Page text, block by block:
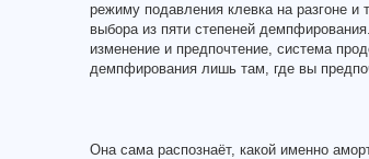
режиму подавления клевка на разгоне
выбора из пяти степеней
изменение и предпочтение, система
демпфирования лишь там, где вы
Она сама распознаёт, какой именно